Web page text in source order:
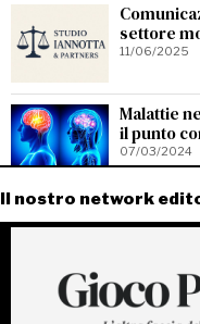
settore
11/06/2025
Malattie
il punto
07/03/2024
Il nostro network